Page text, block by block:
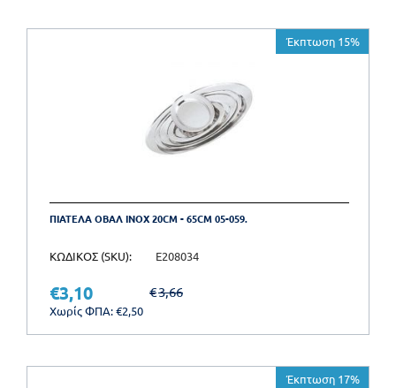
Έκπτωση 15%
ΠΙΑΤΕΛΑ ΟΒΑΛ INOX 20CM - 65CM 05-059.
ΚΩΔΙΚΟΣ (SKU): E208034
€3,66
€3,10
Χωρίς ΦΠΑ:€2,50
Έκπτωση 17%